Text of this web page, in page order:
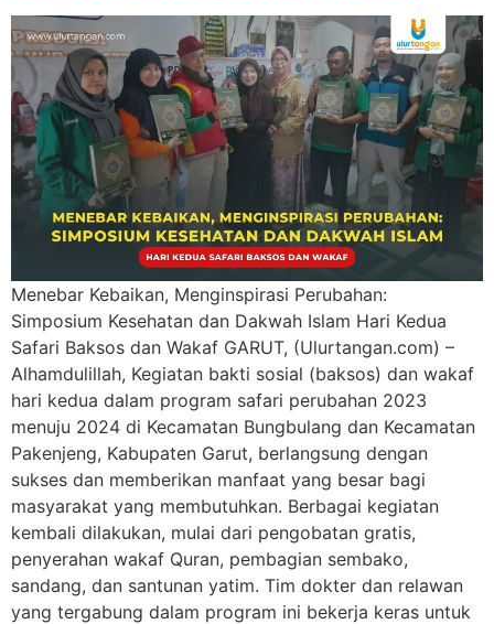
Menebar Kebaikan, Menginspirasi Perubahan:
Simposium Kesehatan dan Dakwah Islam Hari Kedua
Safari Baksos dan Wakaf GARUT, (Ulurtangan.com) –
Alhamdulillah, Kegiatan bakti sosial (baksos) dan wakaf
hari kedua dalam program safari perubahan 2023
menuju 2024 di Kecamatan Bungbulang dan Kecamatan
Pakenjeng, Kabupaten Garut, berlangsung dengan
sukses dan memberikan manfaat yang besar bagi
masyarakat yang membutuhkan. Berbagai kegiatan
kembali dilakukan, mulai dari pengobatan gratis,
penyerahan wakaf Quran, pembagian sembako,
sandang, dan santunan yatim. Tim dokter dan relawan
yang tergabung dalam program ini bekerja keras untuk